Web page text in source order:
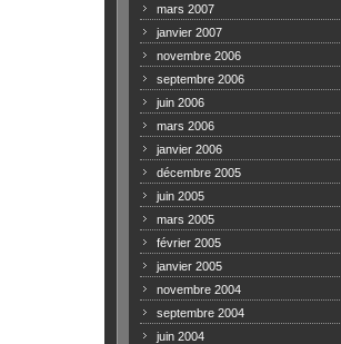
mars 2007
janvier 2007
novembre 2006
septembre 2006
juin 2006
mars 2006
janvier 2006
décembre 2005
juin 2005
mars 2005
février 2005
janvier 2005
novembre 2004
septembre 2004
juin 2004